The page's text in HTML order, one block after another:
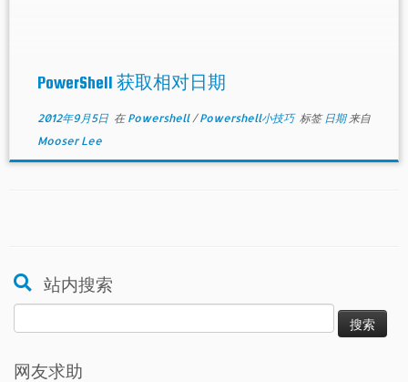
PowerShell 获取相对日期
2012年9月5日在 Powershell/Powershell小技巧 标签 日期来自
Mooser Lee
站内搜索
索：
网友求助